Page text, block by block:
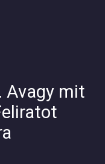
Avagy mit